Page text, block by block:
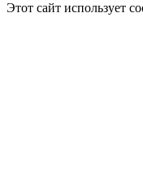
Этот сайт использует